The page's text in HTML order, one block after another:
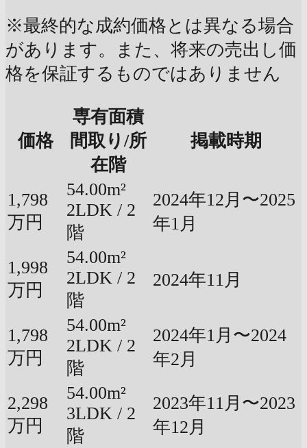
※最終的な成約価格とは異なる場合
があります。また、将来の売出し価
格を保証するものではありません
価格
専有面積
間取り/所
在階
掲載時期
1,798
万円
54.00m²
2LDK / 2
階
2024年12月〜2025
年1月
1,998
万円
54.00m²
2LDK / 2
階
2024年11月
1,798
万円
54.00m²
2LDK / 2
階
2024年1月〜2024
年2月
2,298
万円
54.00m²
3LDK / 2
階
2023年11月〜2023
年12月